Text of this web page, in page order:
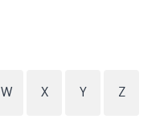
W X Y Z